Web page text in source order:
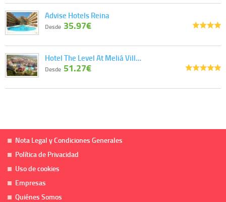
Advise Hotels Reina
Desde 35.97€
Hotel The Level At Meliá Vill…
Desde 51.27€
Nota Legal y Condiciones Generales
Política de Privacidad
Uso de cookies
Empresas
Quiénes Somos